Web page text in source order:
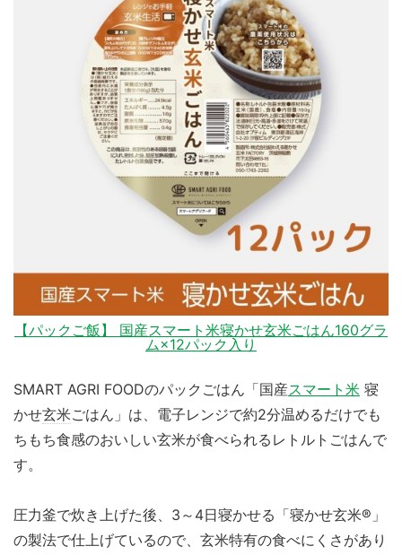
【パックご飯】 国産スマート米寝かせ玄米ごはん160グラ
ム×12パック入り
SMART AGRI FOODのパックごはん「国産スマート米 寝
かせ玄米ごはん」は、電子レンジで約2分温めるだけでも
ちもち食感のおいしい玄米が食べられるレトルトごはんで
す。
圧力釜で炊き上げた後、3～4日寝かせる「寝かせ玄米®」
の製法で仕上げているので、玄米特有の食べにくさがあり